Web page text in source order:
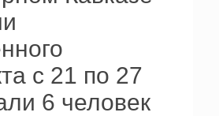
с 21 по 27
6 человек